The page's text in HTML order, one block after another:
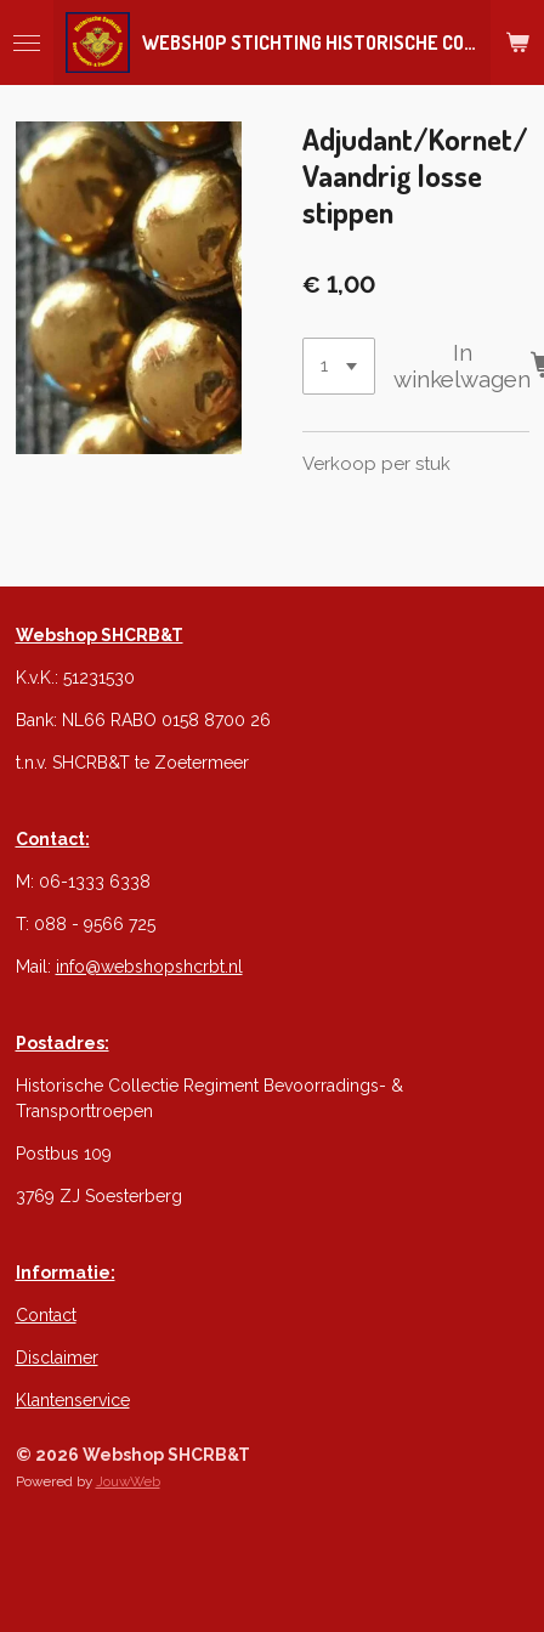
direct
hoofdinhoud
WEBSHOP STICHTING HISTORISCHE COLLECTIE REGIMENT
Adjudant/Kornet/
Vaandrig losse
stippen
€ 1,00
In
winkelwagen
Verkoop per stuk
Webshop SHCRB&T
K.v.K.: 51231530
Bank: NL66 RABO 0158 8700 26
t.n.v. SHCRB&T te Zoetermeer
Contact:
M: 06-1333 6338
T: 088 - 9566 725
Mail: info@webshopshcrbt.nl
Postadres:
Historische Collectie Regiment Bevoorradings- &
Transporttroepen
Postbus 109
3769 ZJ Soesterberg
Informatie:
Contact
Disclaimer
Klantenservice
© 2026 Webshop SHCRB&T
Powered by JouwWeb